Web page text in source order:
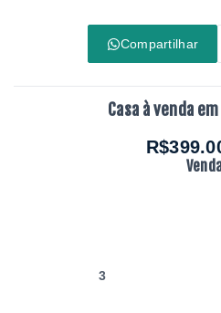
Compartilhar
Casa à venda
3